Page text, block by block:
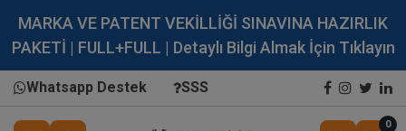
MARKA VE PATENT VEKİLLİĞİ SINAVINA HAZIRLIK
PAKETİ | FULL+FULL | Detaylı Bilgi Almak İçin Tıklayın
Whatsapp Destek SSS
0